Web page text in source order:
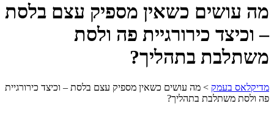
מה עושים כשאין מספיק עצם בלסת
– וכיצד כירורגיית פה ולסת
משתלבת בתהליך?
מדיקלאס בעמק > מה עושים כשאין מספיק עצם בלסת – וכיצד כירורגיית
פה ולסת משתלבת בתהליך?